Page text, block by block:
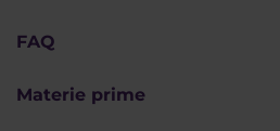
FAQ
Materie prime